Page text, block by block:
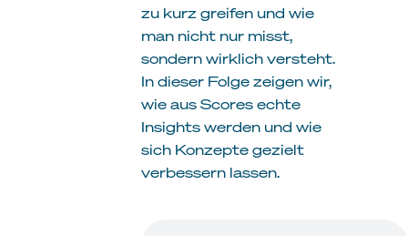
zu kurz greifen und wie
man nicht nur misst,
sondern wirklich versteht.
In dieser Folge zeigen wir,
wie aus Scores echte
Insights werden und wie
sich Konzepte gezielt
verbessern lassen.